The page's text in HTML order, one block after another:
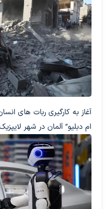
آغاز به کارگیری ربات های
ام دبلیو” آلمان در شهر